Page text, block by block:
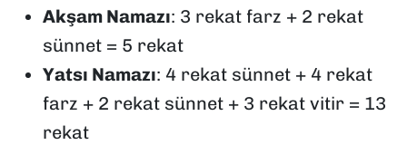
Akşam Namazı: 3 rekat farz + 2 rekat
sünnet = 5 rekat
Yatsı Namazı: 4 rekat sünnet + 4 rekat
farz + 2 rekat sünnet + 3 rekat vitir = 13
rekat